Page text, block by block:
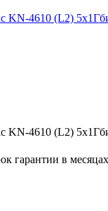
KN-4610 (L2)
KN-4610 (L2)
гарантии в